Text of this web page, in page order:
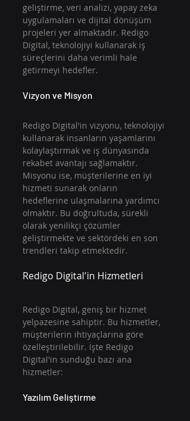
geliştirme, veri analizi, yapay zeka
uygulamaları ve dijital dönüşüm
projeleri yer almaktadır. Redigo
Digital, teknolojiyi kullanarak iş
süreçlerini daha verimli hale
getirmeyi hedefler.
Vizyon ve Misyon
Redigo Digital'in vizyonu, teknolojiyi
kullanarak insanların yaşamlarını
kolaylaştırmak ve iş dünyasında
rekabet avantajı sağlamaktır.
Misyonu ise, müşterilerine en iyi
hizmeti sunarak onların
hedeflerine ulaşmalarına yardımcı
olmaktır. Bu doğrultuda, sürekli
olarak yenilikçi çözümler
geliştirmekte ve sektördeki en son
trendleri takip etmektedir.
Redigo Digital'in Hizmetleri
Redigo Digital, geniş bir hizmet
yelpazesine sahiptir. Bu hizmetler,
müşterilerin ihtiyaçlarına göre
özelleştirilebilir. İşte Redigo
Digital'in sunduğu bazı ana
hizmetler:
Yazılım Geliştirme